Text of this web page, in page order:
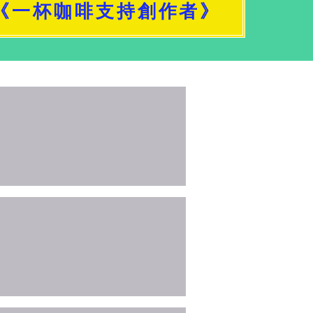
一杯咖啡支持創作者》